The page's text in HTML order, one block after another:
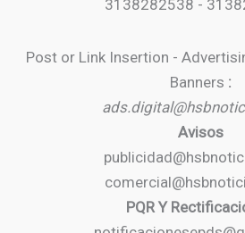
3138282538 -
Post or Link Insertion -
Banners :
Avisos
PQR Y